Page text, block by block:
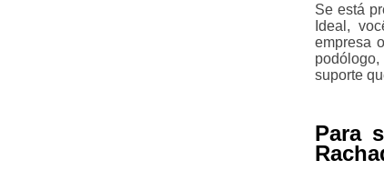
Se está
Ideal,
empresa
suporte
Para